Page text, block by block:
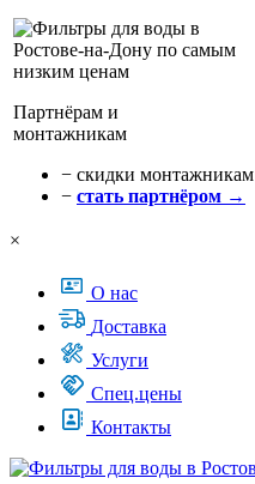
Партнёрам и
монтажникам
− cкидки монтажникам
− стать партнёром →
×
О нас
Доставка
Услуги
Спец.цены
Контакты